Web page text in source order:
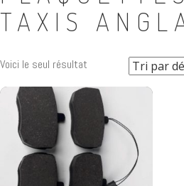
TAXIS
Voici le seul résultat